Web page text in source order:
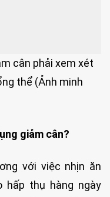
cân phải xem xét
thể (Ảnh minh
giảm cân?
với việc nhịn ăn
hấp thụ hàng ngày